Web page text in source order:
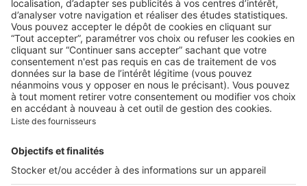
Investissement locatif : les
avantages de l'assurance
loyers impayés
Image Droits & fiscalité
Faire agrandir sa propriété :